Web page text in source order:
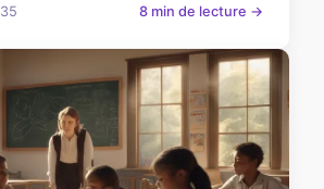
8 min de lecture →